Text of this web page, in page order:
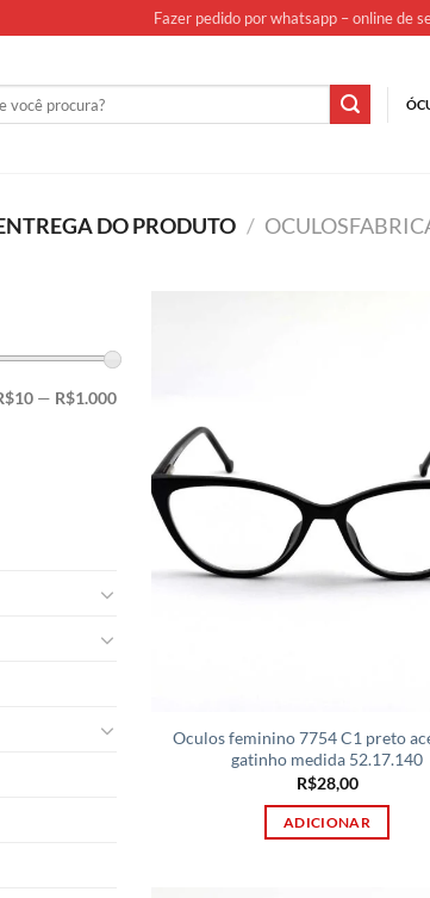
Fazer pedido por whatsapp – online de
DO PRODUTO /
— R$1.000
Oculos feminino 7754 C1 preto
gatinho medida 52.17.140
R$28,00
ADICIONAR